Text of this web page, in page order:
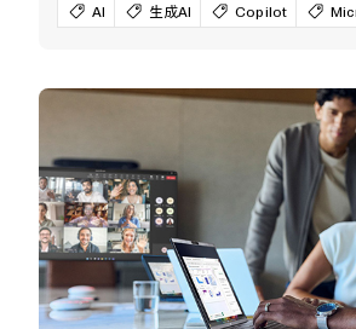
AI 生成AI Copilot